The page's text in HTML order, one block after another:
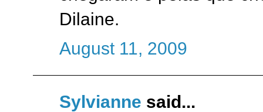
Dilaine.
August 11, 2009
Sylvianne said...